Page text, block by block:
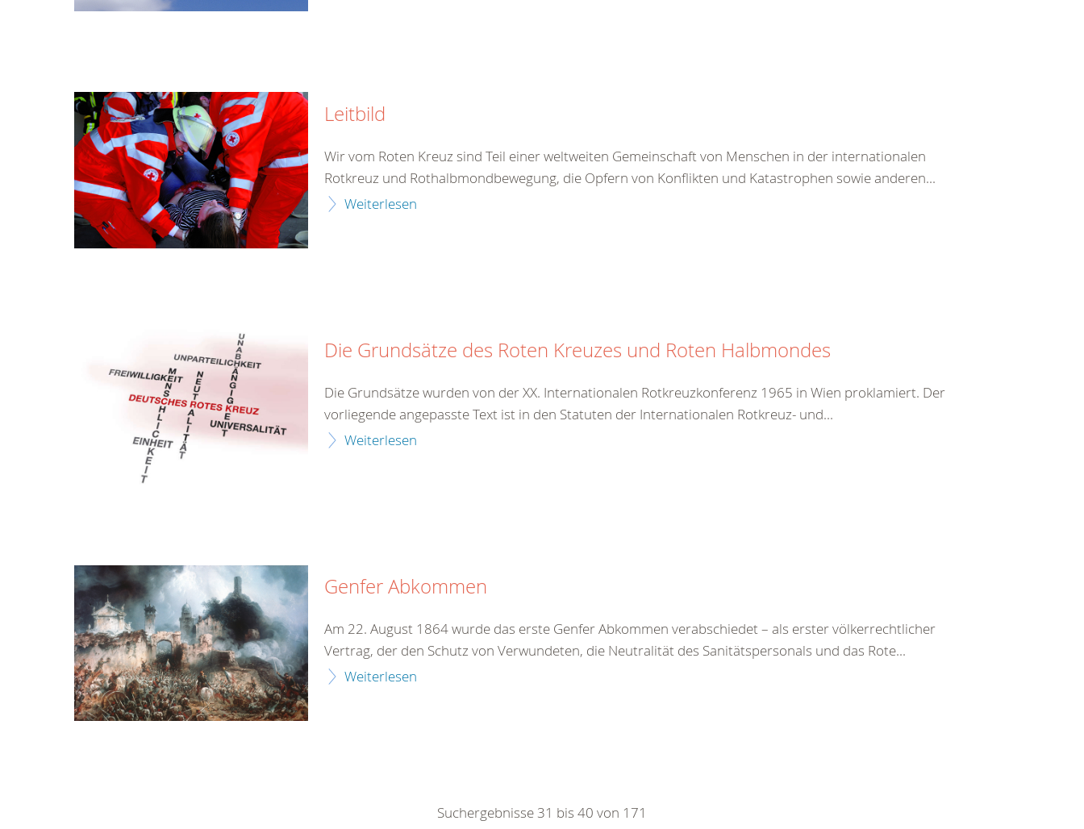
Leitbild
Wir vom Roten Kreuz sind Teil einer weltweiten Gemeinschaft von Menschen in der internationalen
Rotkreuz und Rothalbmondbewegung, die Opfern von Konflikten und Katastrophen sowie anderen...
Weiterlesen
Die Grundsätze des Roten Kreuzes und Roten Halbmondes
Die Grundsätze wurden von der XX. Internationalen Rotkreuzkonferenz 1965 in Wien proklamiert. Der
vorliegende angepasste Text ist in den Statuten der Internationalen Rotkreuz- und...
Weiterlesen
Genfer Abkommen
Am 22. August 1864 wurde das erste Genfer Abkommen verabschiedet – als erster völkerrechtlicher
Vertrag, der den Schutz von Verwundeten, die Neutralität des Sanitätspersonals und das Rote...
Weiterlesen
Suchergebnisse 31 bis 40 von 171